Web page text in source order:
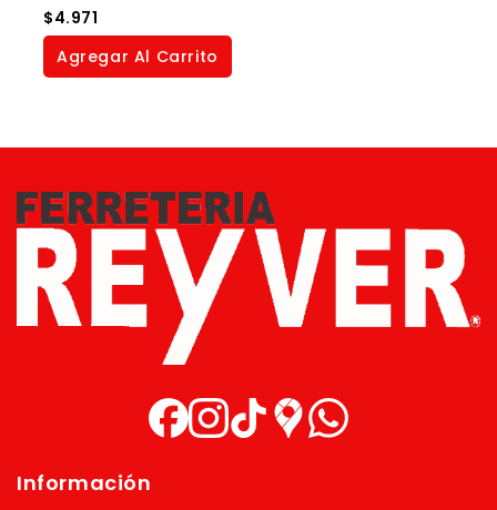
0
out
of
$4.971
Agregar Al Carrito
Información